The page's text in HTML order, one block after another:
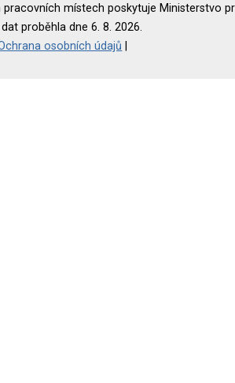
místech poskytuje Ministerstvo
proběhla dne 6. 8. 2026.
osobních údajů